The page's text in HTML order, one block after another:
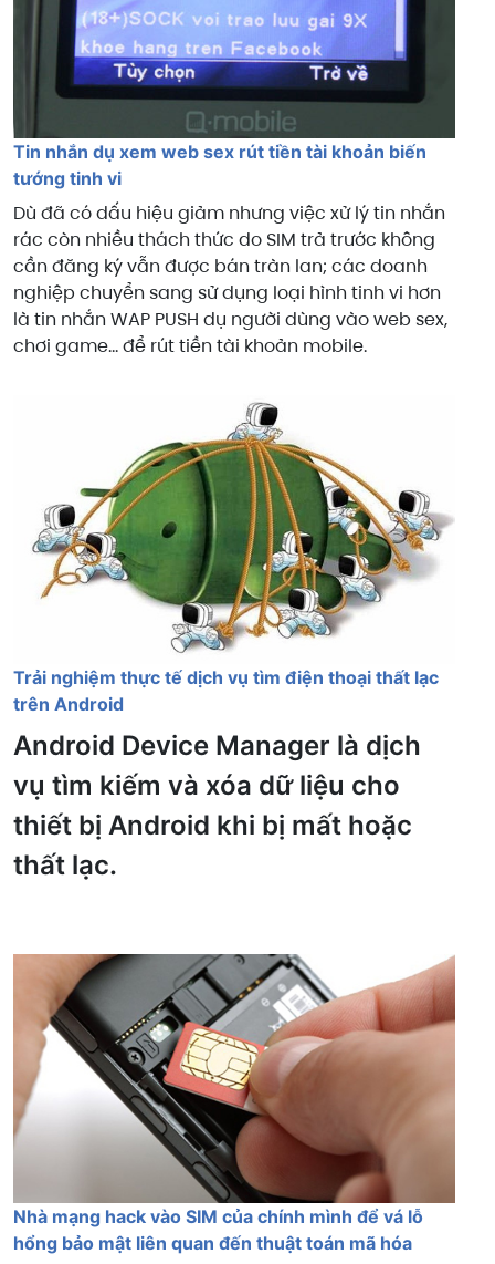
Tin nhắn dụ xem web sex rút tiền tài khoản biến
tướng tinh vi
Dù đã có dấu hiệu giảm nhưng việc xử lý tin nhắn
rác còn nhiều thách thức do SIM trả trước không
cần đăng ký vẫn được bán tràn lan; các doanh
nghiệp chuyển sang sử dụng loại hình tinh vi hơn
là tin nhắn WAP PUSH dụ người dùng vào web sex,
chơi game… để rút tiền tài khoản mobile.
Trải nghiệm thực tế dịch vụ tìm điện thoại thất lạc
trên Android
Android Device Manager là dịch
vụ tìm kiếm và xóa dữ liệu cho
thiết bị Android khi bị mất hoặc
thất lạc.
Nhà mạng hack vào SIM của chính mình để vá lỗ
hổng bảo mật liên quan đến thuật toán mã hóa